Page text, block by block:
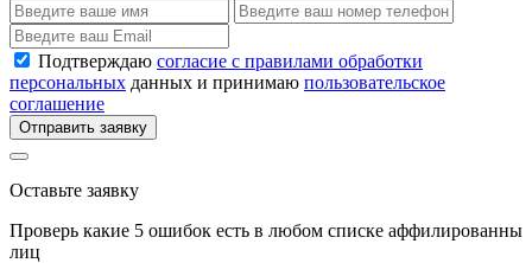
Подтверждаю согласие с правилами обработки
персональных данных и принимаю пользовательское
соглашение
Отправить заявку
Оставьте заявку
Проверь какие 5 ошибок есть в любом списке аффилированны
лиц